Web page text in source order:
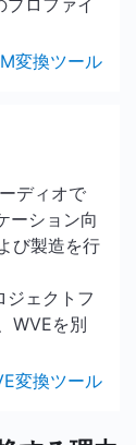
ロファイ
変換ツール
ディオで
ーション向
び製造を行
ェクトフ
WVEを別
変換ツール